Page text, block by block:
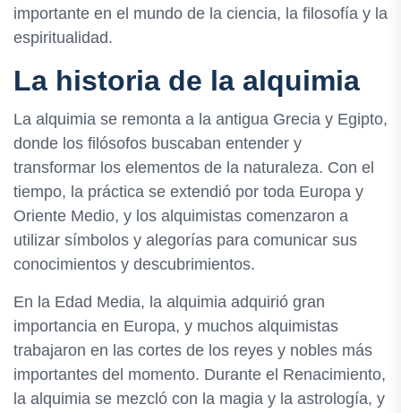
importante en el mundo de la ciencia, la filosofía y la
espiritualidad.
La historia de la alquimia
La alquimia se remonta a la antigua Grecia y Egipto,
donde los filósofos buscaban entender y
transformar los elementos de la naturaleza. Con el
tiempo, la práctica se extendió por toda Europa y
Oriente Medio, y los alquimistas comenzaron a
utilizar símbolos y alegorías para comunicar sus
conocimientos y descubrimientos.
En la Edad Media, la alquimia adquirió gran
importancia en Europa, y muchos alquimistas
trabajaron en las cortes de los reyes y nobles más
importantes del momento. Durante el Renacimiento,
la alquimia se mezcló con la magia y la astrología, y